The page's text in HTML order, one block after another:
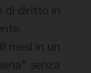
di diritto in
mesi in un
senza